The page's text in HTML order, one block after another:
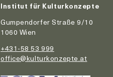
Institut für Kulturkonzepte
Gumpendorfer Straße 9/10
1060 Wien
+431-58 53 999
office@kulturkonzepte.at